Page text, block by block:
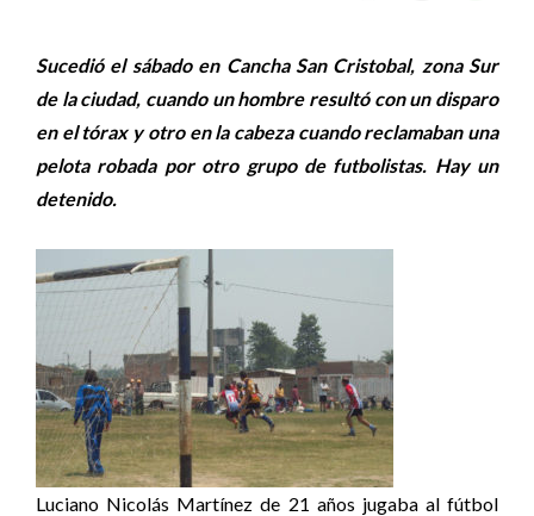
Sucedió el sábado en Cancha San Cristobal, zona Sur
de la ciudad, cuando un hombre resultó con un disparo
en el tórax y otro en la cabeza cuando reclamaban una
pelota robada por otro grupo de futbolistas. Hay un
detenido.
Luciano Nicolás Martínez de 21 años jugaba al fútbol